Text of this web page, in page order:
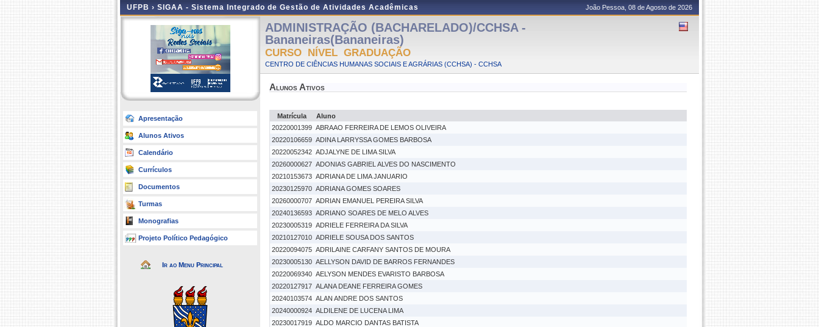
UFPB › SIGAA - Sistema Integrado de Gestão de Atividades Acadêmicas João Pessoa, 08 de Agosto de 2026
Apresentação
Alunos Ativos
Calendário
Currículos
Documentos
Turmas
Monografias
Projeto Político Pedagógico
Ir ao Menu Principal
ADMINISTRAÇÃO (BACHARELADO)/CCHSA -
Bananeiras(Bananeiras)
CURSO NÍVEL GRADUAÇÃO
CENTRO DE CIÊNCIAS HUMANAS SOCIAIS E AGRÁRIAS (CCHSA) - CCHSA
Alunos Ativos
Matrícula
Aluno
20220001399 ABRAAO FERREIRA DE LEMOS OLIVEIRA
20220106659 ADINA LARRYSSA GOMES BARBOSA
20220052342 ADJALYNE DE LIMA SILVA
20260000627 ADONIAS GABRIEL ALVES DO NASCIMENTO
20210153673 ADRIANA DE LIMA JANUARIO
20230125970 ADRIANA GOMES SOARES
20260000707 ADRIAN EMANUEL PEREIRA SILVA
20240136593 ADRIANO SOARES DE MELO ALVES
20230005319 ADRIELE FERREIRA DA SILVA
20210127010 ADRIELE SOUSA DOS SANTOS
20220094075 ADRILAINE CARFANY SANTOS DE MOURA
20230005130 AELLYSON DAVID DE BARROS FERNANDES
20220069340 AELYSON MENDES EVARISTO BARBOSA
20220127917 ALANA DEANE FERREIRA GOMES
20240103574 ALAN ANDRE DOS SANTOS
20240000924 ALDILENE DE LUCENA LIMA
20230017919 ALDO MARCIO DANTAS BATISTA